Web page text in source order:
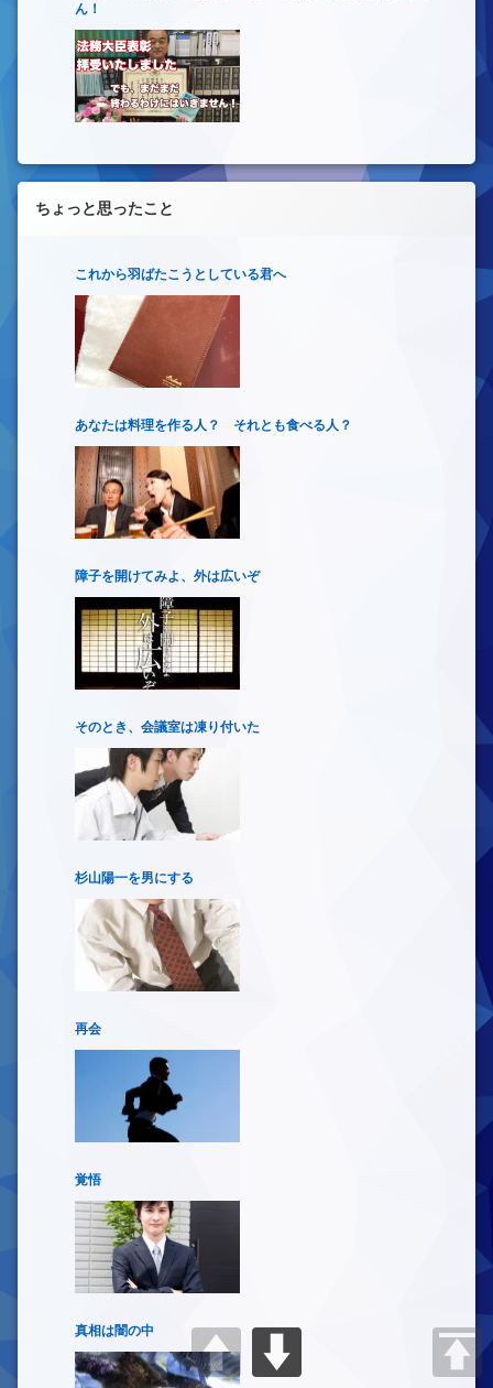
ん！
ちょっと思ったこと
これから羽ばたこうとしている君へ
あなたは料理を作る人？ それとも食べる人？
障子を開けてみよ、外は広いぞ
そのとき、会議室は凍り付いた
杉山陽一を男にする
再会
覚悟
真相は闇の中